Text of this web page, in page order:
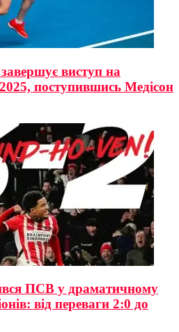
виступ на
поступившись Медісон
ПСВ у драматичному
від переваги 2:0 до